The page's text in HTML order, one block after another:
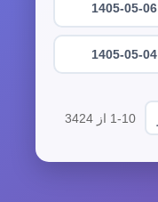
1405-05-06
1405-05-04
1-10 از 3424